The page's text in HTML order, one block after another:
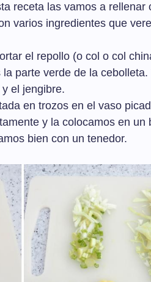
receta las vamos a rellenar
varios ingredientes que
el repollo (o col o col
parte verde de la cebolleta.
el jengibre.
en trozos en el vaso
y la colocamos en un
bien con un tenedor.